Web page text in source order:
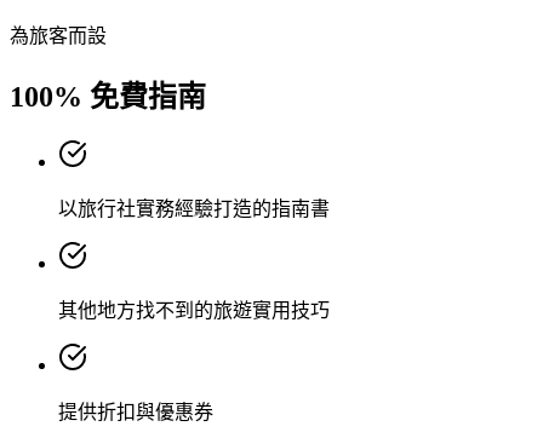
為旅客而設
100% 免費指南
以旅行社實務經驗打造的指南書
其他地方找不到的旅遊實用技巧
提供折扣與優惠券